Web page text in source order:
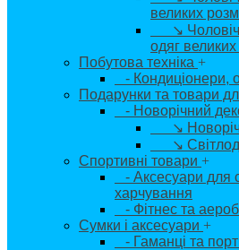
великих
↘
одяг великих
Побутова техніка +
- Кондиціонери,
Подарунки та товари
- Новорічний
↘
↘
Спортивні товари +
- Аксесуари для
харчування
- Фітнес та
Сумки і аксесуари +
- Гаманці та